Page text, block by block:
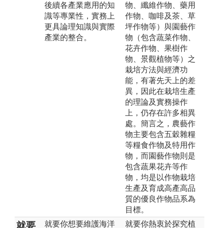
後續各產業應用的知
識等專業性，實務上
更具論理知識與實際
產業的整合。
物、纖維作物、藥用
作物、咖啡及茶、草
坪作物等）與園藝作
物（包含蔬菜作物、
花卉作物、果樹作
物、景觀植物等）之
栽培方法與經濟功
能，有著先天上的差
異，因此在栽培生產
的理論及實務操作
上，仍存在許多相異
處。簡言之，農藝作
物主要包含五穀雜糧
等糧食作物及特用作
物，而園藝作物則是
包含蔬果花卉等作
物，均是以作物栽培
生產及育成高產高品
質的優良作物品系為
目標。
就要 就要你想要維護海洋 就要你熱衷於探究植